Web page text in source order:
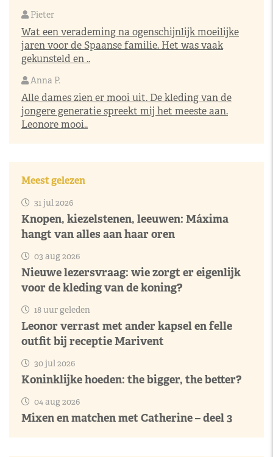
Pieter
Wat een verademing na ogenschijnlijk moeilijke
jaren voor de Spaanse familie. Het was vaak
gekunsteld en ..
Anna P.
Alle dames zien er mooi uit. De kleding van de
jongere generatie spreekt mij het meeste aan.
Leonore mooi..
Meest gelezen
31 jul 2026
Knopen, kiezelstenen, leeuwen: Máxima
hangt van alles aan haar oren
03 aug 2026
Nieuwe lezersvraag: wie zorgt er eigenlijk
voor de kleding van de koning?
18 uur geleden
Leonor verrast met ander kapsel en felle
outfit bij receptie Marivent
30 jul 2026
Koninklijke hoeden: the bigger, the better?
04 aug 2026
Mixen en matchen met Catherine – deel 3